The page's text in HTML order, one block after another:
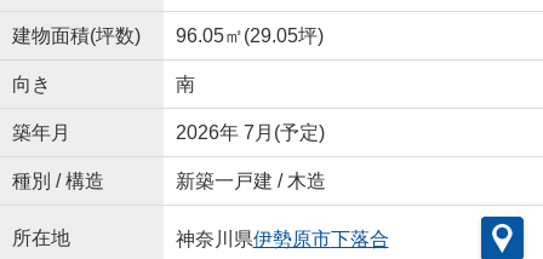
建物面積(坪数) 96.05㎡(29.05坪)
向き 南
築年月 2026年 7月(予定)
種別 / 構造 新築一戸建 / 木造
所在地 神奈川県伊勢原市下落合